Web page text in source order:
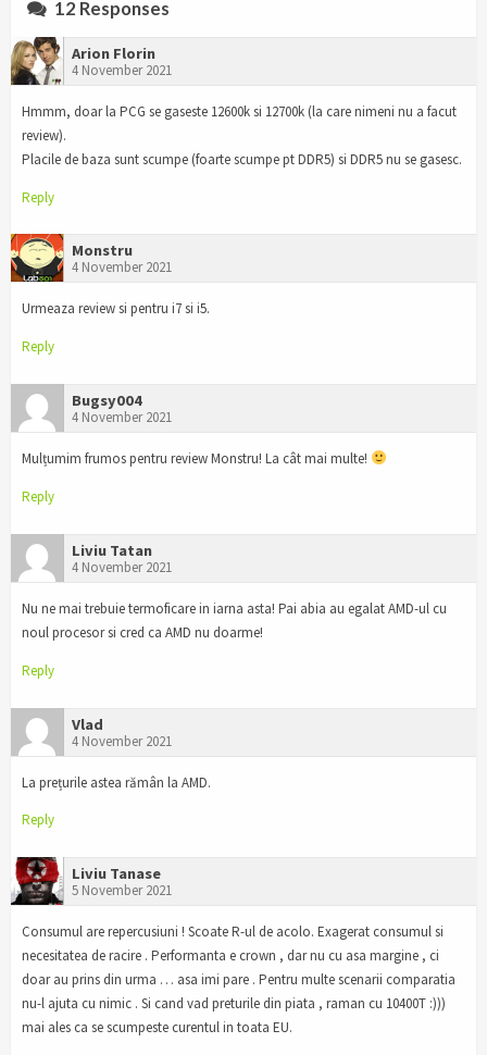
12 Responses
Arion Florin
4 November 2021
Hmmm, doar la PCG se gaseste 12600k si 12700k (la care nimeni nu a facut
review).
Placile de baza sunt scumpe (foarte scumpe pt DDR5) si DDR5 nu se gasesc.
Reply
Monstru
4 November 2021
Urmeaza review si pentru i7 si i5.
Reply
Bugsy004
4 November 2021
Mulțumim frumos pentru review Monstru! La cât mai multe!
Reply
Liviu Tatan
4 November 2021
Nu ne mai trebuie termoficare in iarna asta! Pai abia au egalat AMD-ul cu
noul procesor si cred ca AMD nu doarme!
Reply
Vlad
4 November 2021
La prețurile astea rămân la AMD.
Reply
Liviu Tanase
5 November 2021
Consumul are repercusiuni ! Scoate R-ul de acolo. Exagerat consumul si
necesitatea de racire . Performanta e crown , dar nu cu asa margine , ci
doar au prins din urma … asa imi pare . Pentru multe scenarii comparatia
nu-l ajuta cu nimic . Si cand vad preturile din piata , raman cu 10400T :)))
mai ales ca se scumpeste curentul in toata EU.